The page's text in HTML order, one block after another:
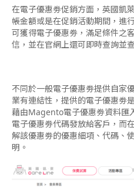
在電子優惠劵促銷方面，英國凱
帳金額或是在促銷活動期間，進
可獲得電子優惠劵，滿足條件之
信，並在官網上還可即時查詢並
不同於一般電子優惠劵提供自家
業有連結性，提供的電子優惠劵
藉由Magento電子優惠劵資料匯
電子優惠劵代碼發放給客戶，而
解該優惠劵的優惠細項、代碼、
明。